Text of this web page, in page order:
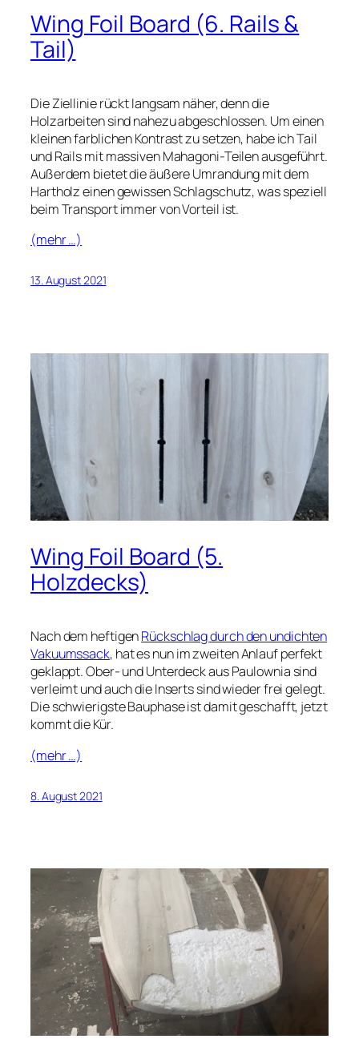
Wing Foil Board (6. Rails &
Tail)
Die Ziellinie rückt langsam näher, denn die
Holzarbeiten sind nahezu abgeschlossen. Um einen
kleinen farblichen Kontrast zu setzen, habe ich Tail
und Rails mit massiven Mahagoni-Teilen ausgeführt.
Außerdem bietet die äußere Umrandung mit dem
Hartholz einen gewissen Schlagschutz, was speziell
beim Transport immer von Vorteil ist.
(mehr …)
13. August 2021
Wing Foil Board (5.
Holzdecks)
Nach dem heftigenRückschlag durch den undichten
Vakuumssack, hat es nun im zweiten Anlauf perfekt
geklappt. Ober- und Unterdeck aus Paulownia sind
verleimt und auch die Inserts sind wieder frei gelegt.
Die schwierigste Bauphase ist damit geschafft, jetzt
kommt die Kür.
(mehr …)
8. August 2021